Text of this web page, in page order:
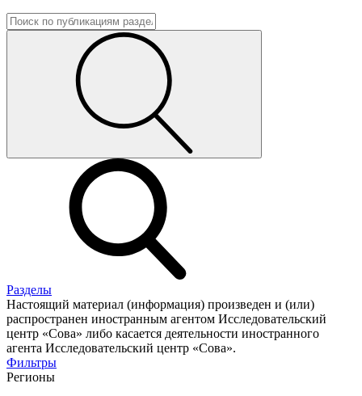
Разделы
Настоящий материал (информация) произведен и (или)
распространен иностранным агентом Исследовательский
центр «Сова» либо касается деятельности иностранного
агента Исследовательский центр «Сова».
Фильтры
Регионы